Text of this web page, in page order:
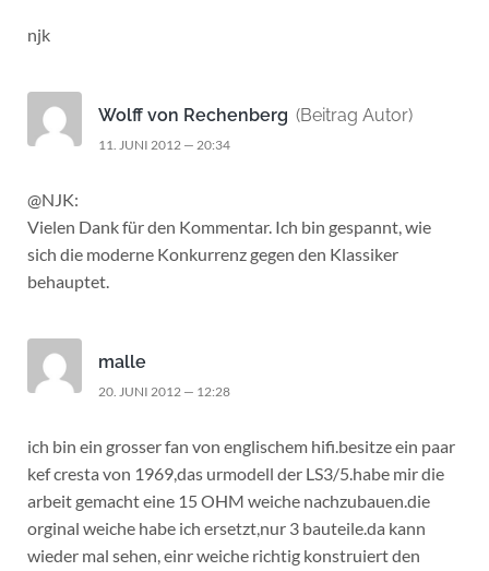
njk
Wolff von Rechenberg (Beitrag Autor)
11. JUNI 2012 — 20:34
@NJK:
Vielen Dank für den Kommentar. Ich bin gespannt, wie
sich die moderne Konkurrenz gegen den Klassiker
behauptet.
malle
20. JUNI 2012 — 12:28
ich bin ein grosser fan von englischem hifi.besitze ein paar
kef cresta von 1969,das urmodell der LS3/5.habe mir die
arbeit gemacht eine 15 OHM weiche nachzubauen.die
orginal weiche habe ich ersetzt,nur 3 bauteile.da kann
wieder mal sehen, einr weiche richtig konstruiert den